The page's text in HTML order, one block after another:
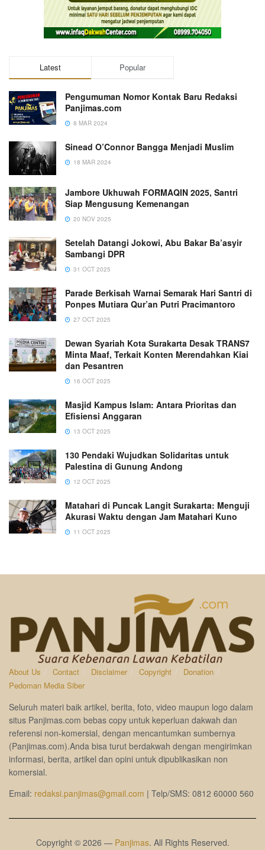
Latest Popular
Pengumuman Nomor Kontak Baru Redaksi
Panjimas.com
8 MAR 2024
Sinead O’Connor Bangga Menjadi Muslim
18 MAR 2024
Jambore Ukhuwah FORMAQIN 2025, Santri
Siap Mengusung Kemenangan
20 NOV 2025
Setelah Datangi Jokowi, Abu Bakar Ba’asyir
Sambangi DPR
31 OCT 2025
Parade Berkisah Warnai Semarak Hari Santri di
Ponpes Mutiara Qur’an Putri Pracimantoro
27 OCT 2025
Dewan Syariah Kota Surakarta Desak TRANS7
Minta Maaf, Terkait Konten Merendahkan Kiai
dan Pesantren
16 OCT 2025
Masjid Kampus Islam: Antara Prioritas dan
Efisiensi Anggaran
13 OCT 2025
130 Pendaki Wujudkan Solidaritas untuk
Palestina di Gunung Andong
12 OCT 2025
Matahari di Puncak Langit Surakarta: Menguji
Akurasi Waktu dengan Jam Matahari Kuno
11 OCT 2025
About Us Contact Disclaimer Copyright
Donation
Pedoman Media Siber
Seluruh materi baik artikel, berita, foto, video maupun logo dalam
situs Panjimas.com bebas copy untuk keperluan dakwah dan
referensi non-komersial, dengan mencantumkan sumbernya
(Panjimas.com).Anda bisa turut berdakwah dengan mengirimkan
informasi, berita, artikel dan opini untuk dipublikasikan non
komersial.
Email: redaksi.panjimas@gmail.com | Telp/SMS: 0812 60000 560
Copyright © 2026 — Panjimas. All Rights Reserved.